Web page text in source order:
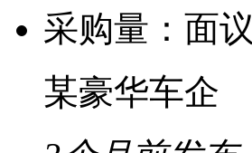
采购量： 面议
某豪华车企